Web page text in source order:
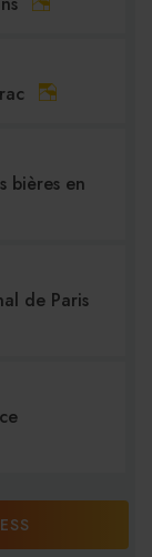
bières en
de Paris